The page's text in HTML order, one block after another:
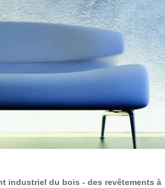
industriel du bois - des revêtements à